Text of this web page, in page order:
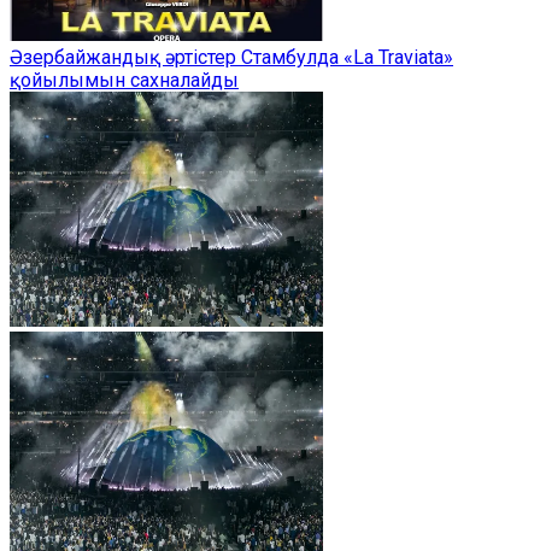
Әзербайжандық әртістер Стамбулда «La Traviata»
қойылымын сахналайды